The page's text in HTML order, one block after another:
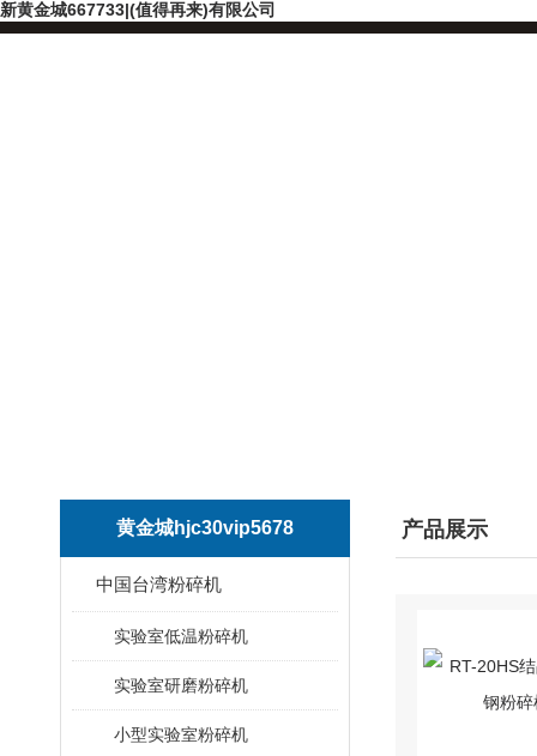
新黄金城667733|(值得再来)有限公司
黄金城hjc30vip5678
中国台湾粉碎机
实验室低温粉碎机
实验室研磨粉碎机
小型实验室粉碎机
产品展示